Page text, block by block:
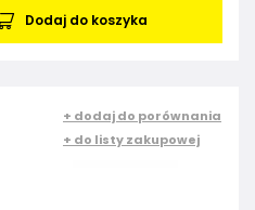
Dodaj do koszyka
+ dodaj do porównania
+ do listy zakupowej